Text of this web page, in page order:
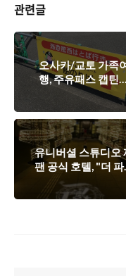
관련글
오사카/교토 가족
행, 주유패스 캡틴
인 - 유니버셜 스튜
오에서 카이유칸으
유니버셜 스튜디오
팬 공식 호텔, "더 파
프런트 호텔"에서의
가족여행